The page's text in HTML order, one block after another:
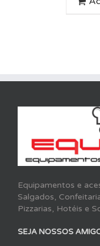
Equipamentos e
Salgados,
Pizzarias, Hotéis e
SEJA NOSSOS